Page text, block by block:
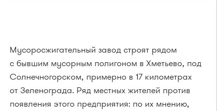
Мусоросжигательный завод строят рядом
с бывшим мусорным полигоном в Хметьево, под
Солнечногорском, примерно в 17 километрах
от Зеленограда. Ряд местных жителей против
появления этого предприятия: по их мнению,